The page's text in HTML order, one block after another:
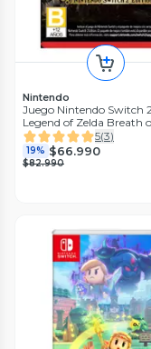
Nintendo
Juego Nintendo Switch
Legend of Zelda Breath
Wild NS2 Edition
5(3)
19% $66.990
$82.990